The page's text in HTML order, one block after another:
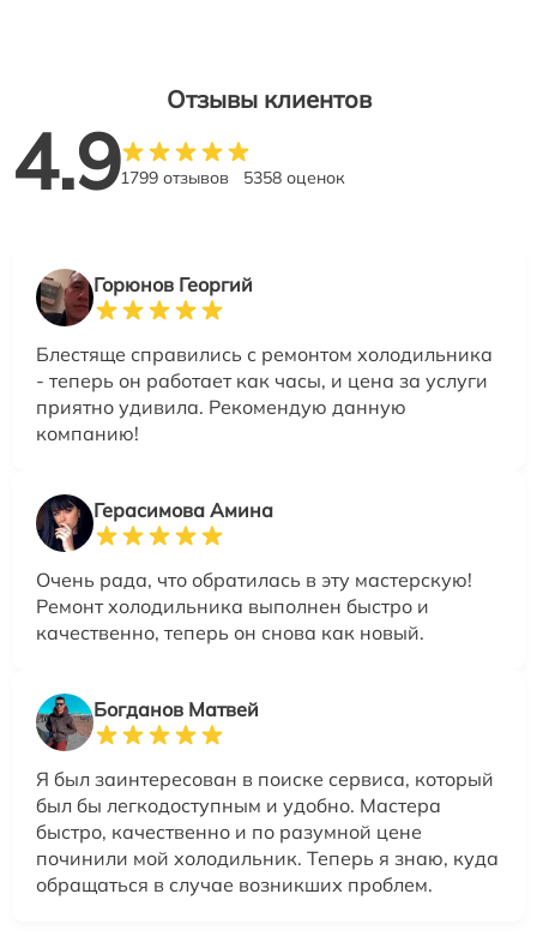
Отзывы клиентов
4.91799 отзывов 5358 оценок
Горюнов Георгий
Блестяще справились с ремонтом холодильника
- теперь он работает как часы, и цена за услуги
приятно удивила. Рекомендую данную
компанию!
Герасимова Амина
Очень рада, что обратилась в эту мастерскую!
Ремонт холодильника выполнен быстро и
качественно, теперь он снова как новый.
Богданов Матвей
Я был заинтересован в поиске сервиса, который
был бы легкодоступным и удобно. Мастера
быстро, качественно и по разумной цене
починили мой холодильник. Теперь я знаю, куда
обращаться в случае возникших проблем.